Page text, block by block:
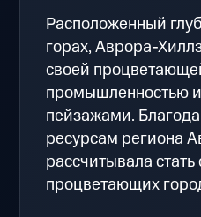
Расположенный
горах, Аврора-
своей
промышленностью
пейзажами.
ресурсам региона
рассчитывала
процветающих